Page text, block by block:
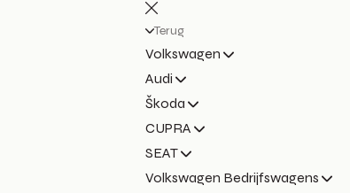
Terug
Volkswagen
Audi
Škoda
CUPRA
SEAT
Volkswagen Bedrijfswagens